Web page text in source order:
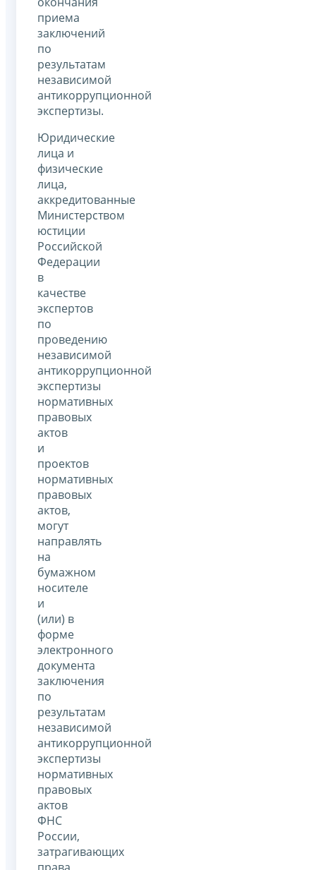
приема
заключений
по
результатам
независимой
антикоррупционной
экспертизы.
Юридические
лица и
физические
лица,
аккредитованные
Министерством
юстиции
Российской
Федерации
в
качестве
экспертов
по
проведению
независимой
антикоррупционной
экспертизы
нормативных
правовых
актов
и
проектов
нормативных
правовых
актов,
могут
направлять
на
бумажном
носителе
и
(или) в
форме
электронного
документа
заключения
по
результатам
независимой
антикоррупционной
экспертизы
нормативных
правовых
актов
ФНС
России,
затрагивающих